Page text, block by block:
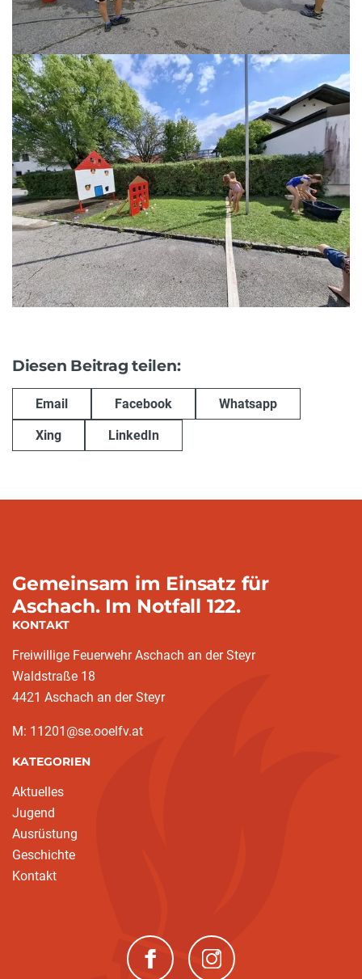
Diesen Beitrag teilen:
Email Facebook Whatsapp
Xing LinkedIn
Gemeinsam im Einsatz für
Aschach. Im Notfall 122.
KONTAKT
Freiwillige Feuerwehr Aschach an der Steyr
Waldstraße 18
4421 Aschach an der Steyr
M: 11201@se.ooelfv.at
KATEGORIEN
Aktuelles
Jugend
Ausrüstung
Geschichte
Kontakt
(neues Fenster)(neues Fenster)